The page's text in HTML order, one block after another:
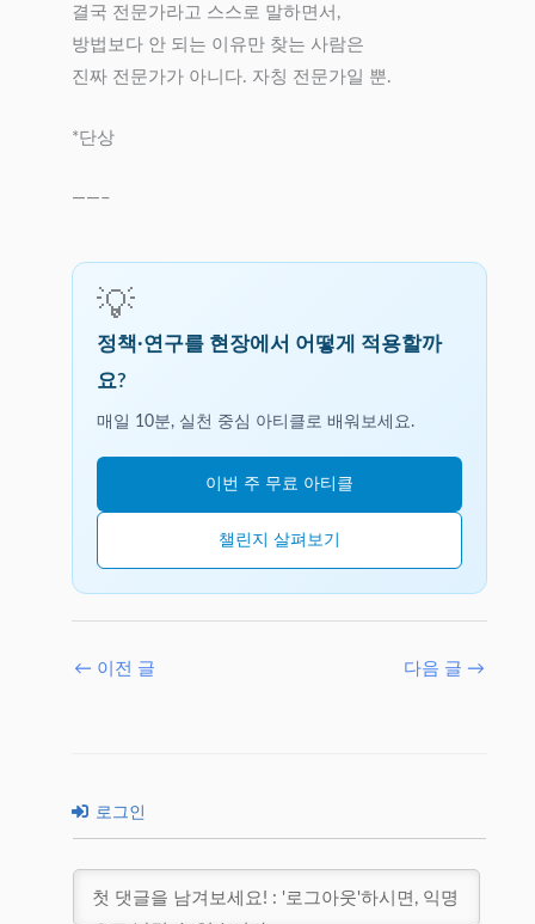
결국 전문가라고 스스로 말하면서,
방법보다 안 되는 이유만 찾는 사람은
진짜 전문가가 아니다. 자칭 전문가일 뿐.
*단상
——–
💡
정책·연구를 현장에서 어떻게 적용할까
요?
매일 10분, 실천 중심 아티클로 배워보세요.
이번 주 무료 아티클
챌린지 살펴보기
← 이전 글 다음 글 →
로그인